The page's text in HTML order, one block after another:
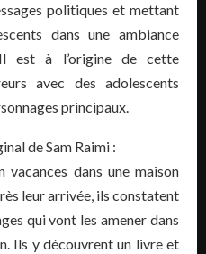
politiques et mettant
dans une ambiance
est à l’origine de cette
avec des adolescents
principaux.
de Sam Raimi :
vacances dans une maison
leur arrivée, ils constatent
qui vont les amener dans
Ils y découvrent un livre et